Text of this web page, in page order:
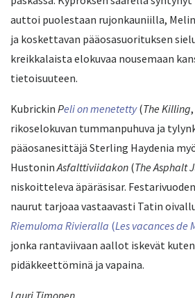
auttoi puolestaan rujonkauniilla,
ja koskettavan pääosasuorituksen
kreikkalaista elokuvaa nousemaan
tietoisuuteen.
Kubrickin Peli on menetetty(The Killing
rikoselokuvan tummanpuhuva ja
pääosanesittäjä Sterling Haydenia
HustoninAsfalttiviidakon (The Asphalt
niskoitteleva äpäräsisar.
naurut tarjoaa vastaavasti Tatin
Riemuloma Rivieralla (Les vacances de
jonka rantaviivaan aallot iskevät
pidäkkeettöminä ja vapaina.